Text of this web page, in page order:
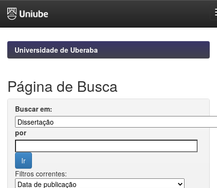
navigationUniversidade de Uberaba
Página de Busca
Buscar em:
por
Filtros correntes: